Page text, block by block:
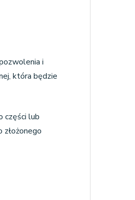
i
która będzie
części lub